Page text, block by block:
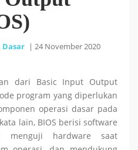
Judge) di Ubuntu
di Publish or Perish
dengan R 18
| 24 November 2020
dari Basic Input Output
program yang diperlukan
operasi dasar pada
lain, BIOS berisi software
menguji hardware saat